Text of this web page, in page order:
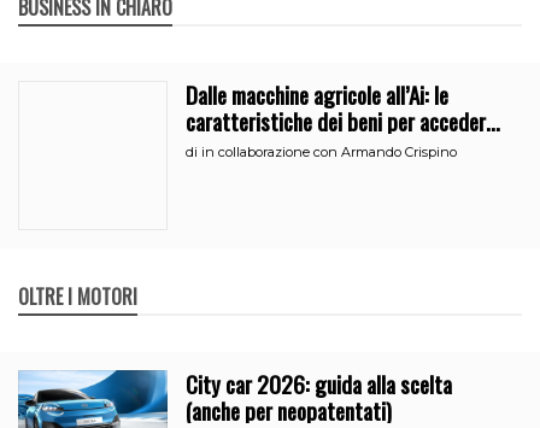
BUSINESS IN CHIARO
Dalle macchine agricole all’Ai: le
caratteristiche dei beni per accedere
all’iperammortamento
di in collaborazione con Armando Crispino
OLTRE I MOTORI
City car 2026: guida alla scelta
(anche per neopatentati)